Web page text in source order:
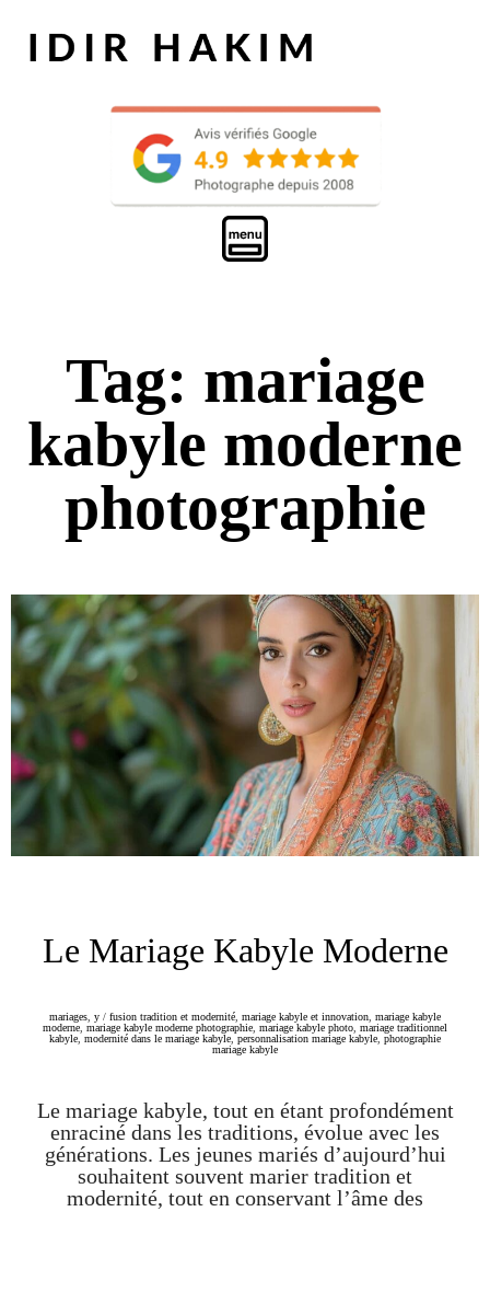
Tag: mariage
kabyle moderne
photographie
Le Mariage Kabyle Moderne
mariages y / fusion tradition et modernité mariage kabyle et innovation mariage kabyle
moderne mariage kabyle moderne photographie mariage kabyle photo mariage traditionnel
kabyle modernité dans le mariage kabyle personnalisation mariage kabyle photographie
mariage kabyle
Le mariage kabyle, tout en étant profondément
enraciné dans les traditions, évolue avec les
générations. Les jeunes mariés d’aujourd’hui
souhaitent souvent marier tradition et
modernité, tout en conservant l’âme des